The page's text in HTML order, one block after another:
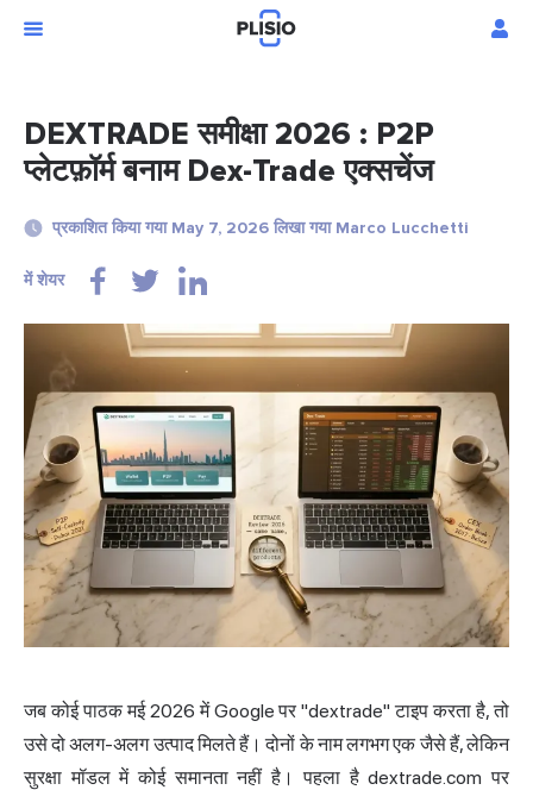
DEXTRADE समीक्षा 2026 : P2P
प्लेटफ़ॉर्म बनाम Dex-Trade एक्सचेंज
प्रकाशित किया गया May 7, 2026 लिखा गया Marco Lucchetti
में शेयर
जब कोई पाठक मई 2026 में Google पर "dextrade" टाइप करता है, तो
उसे दो अलग-अलग उत्पाद मिलते हैं। दोनों के नाम लगभग एक जैसे हैं, लेकिन
सुरक्षा मॉडल में कोई समानता नहीं है। पहला है dextrade.com पर